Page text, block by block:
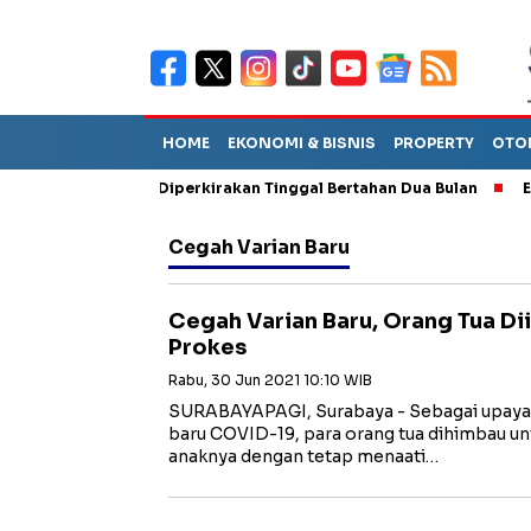
HOME EKONOMI & BISNIS PROPERTY
Sebut TPA Diperkirakan Tinggal Bertahan Dua Bulan
Cegah Varian Baru
Cegah Varian Baru, Orang Tua
Prokes
Rabu, 30 Jun 2021 10:10 WIB
SURABAYAPAGI, Surabaya - Sebagai
baru COVID-19, para orang tua dihimbau
anaknya dengan tetap menaati…